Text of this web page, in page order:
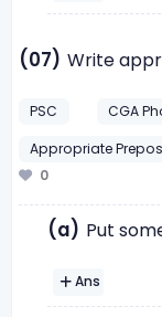
(07) Write
PSC CGA
Appropriate
0
(a) Put
Ans